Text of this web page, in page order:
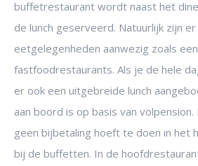
buffetrestaurant wordt naast het
de lunch geserveerd. Natuurlijk zijn
eetgelegenheden aanwezig zoals
fastfoodrestaurants. Als je de hele
er ook een uitgebreide lunch
aan boord is op basis van
geen bijbetaling hoeft te doen in het
bij de buffetten. In de